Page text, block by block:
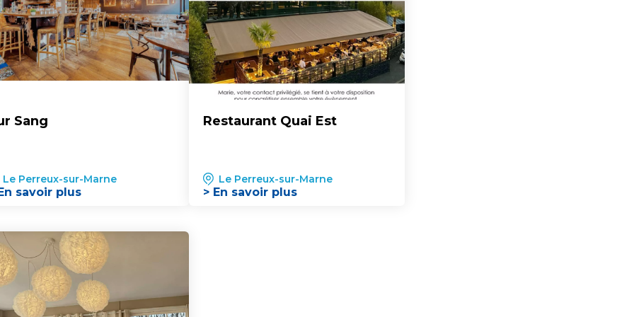
Sang
Le Perreux-sur-Marne
savoir plus
Restaurant Quai Est
Le Perreux-sur-Marne
> En savoir plus